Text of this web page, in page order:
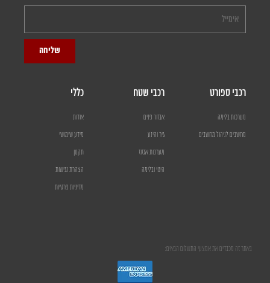
שליחה
רכבי ספורט
מערכות בלימה
מחשבים לניהול מחשבים
רכבי שטח
אבזור פנים
גיר והינע
מערכות אגזוז
היגוי ובלימה
כללי
אודות
מידע שימושי
תקנון
הצהרת נגישות
מדיניות פרטיות
באתר זה מכבדים את אמצעי התשלום הבאים: